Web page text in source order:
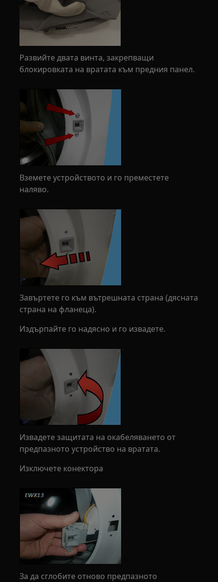
Развийте двата винта, закрепващи
блокировката на вратата към предния панел.
Вземете устройството и го преместете
наляво.
Завъртете го към вътрешната страна (дясната
страна на фланеца).
Издърпайте го надясно и го извадете.
Извадете защитата на окабеляването от
предпазното устройство на вратата.
Изключете конектора
За да сглобите отново предпазното